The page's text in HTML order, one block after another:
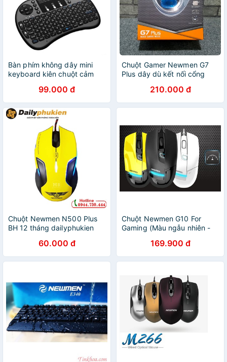
Bàn phím không dây mini
keyboard kiên chuột cảm
99.000 đ
Chuột Gamer Newmen G7
Plus dây dù kết nối cổng
210.000 đ
Chuột Newmen N500 Plus
BH 12 tháng dailyphukien
60.000 đ
Chuột Newmen G10 For
Gaming (Màu ngẫu nhiên -
169.900 đ